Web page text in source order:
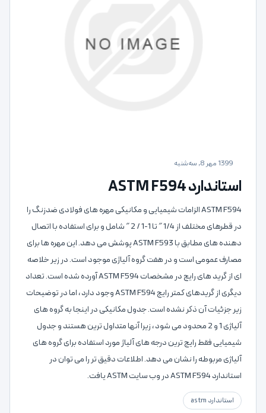
1399 مهر 8, سه‌شنبه
استاندارد ASTM F594
ASTM F594 الزامات شیمیایی و مکانیکی مهره های فولادی ضدزنگ را
در قطرهای مختلف از 1/4 ″ تا 1-1 / 2 ″ شامل و برای استفاده با اتصال
دهنده های مطابق با ASTM F593 پوشش می دهد. این مهره ها برای
مصارف عمومی است و در هفت گروه آلیاژی موجود است. در زیر خلاصه
ای از گرید های رایج در مشخصات ASTM F594 آورده شده است. تعداد
دیگری از گریدهای کمتر رایج ASTM F594 وجود دارد ، اما در توضیحات
زیر جزئیات آن ذکر نشده است. جدول مکانیکی در اینجا به گروه های
آلیاژی 1 و 2 محدود می شود ، زیرا آنها متداول ترین هستند و جدول
شیمیایی فقط رایج ترین درجه های آلیاژ مورد استفاده برای گروه های
آلیاژی مربوطه را نشان می دهد. اطلاعات دقیق تر را می توان در
استاندارد ASTM F594 در وب سایت ASTM یافت.
استاندارد astm